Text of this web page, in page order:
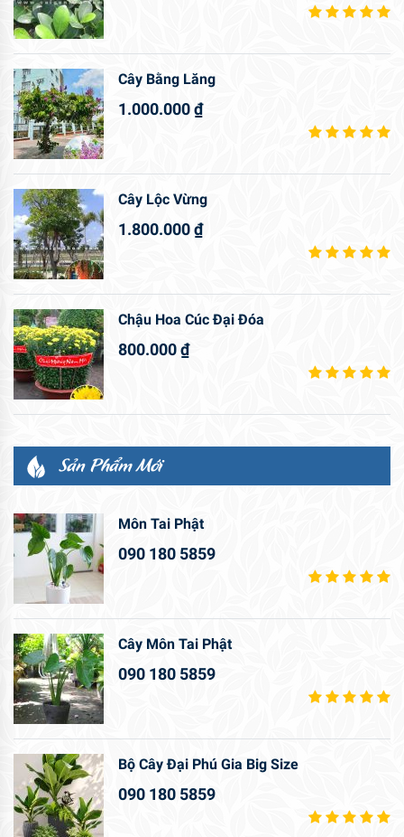
Cây Bằng Lăng
1.000.000₫
Cây Lộc Vừng
1.800.000₫
Chậu Hoa Cúc Đại Đóa
800.000₫
Sản Phẩm Mới
Môn Tai Phật
090 180 5859
Cây Môn Tai Phật
090 180 5859
Bộ Cây Đại Phú Gia Big Size
090 180 5859